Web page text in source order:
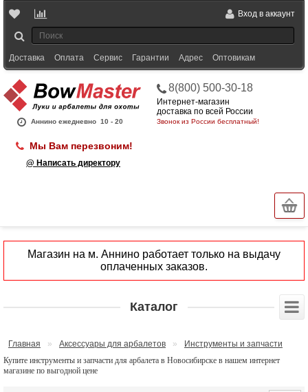
Вход в аккаунт
Доставка Оплата Сервис Гарантии Адрес Оптовикам
Аннино ежедневно 10 - 20
8(800) 500-30-18
Интернет-магазин
доставка по всей России
Звонок из России бесплатный!
Мы Вам перезвоним!
@ Написать директору
Магазин на м. Аннино работает только на выдачу
оплаченных заказов.
Каталог
Главная » Аксессуары для арбалетов »
Инструменты и запчасти
Купите инструменты и запчасти для арбалета в Новосибирске в нашем интернет
магазине по выгодной цене